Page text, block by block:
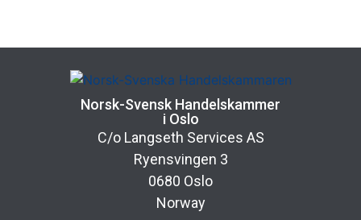
Norsk-Svensk Handelskammer
i Oslo
C/o Langseth Services AS
Ryensvingen 3
0680 Oslo
Norway